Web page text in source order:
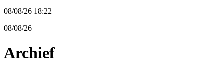
08/08/26 18:22
08/08/26
Archief